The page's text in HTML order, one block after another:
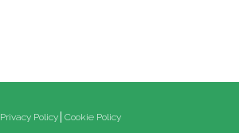
Privacy Policy Cookie Policy